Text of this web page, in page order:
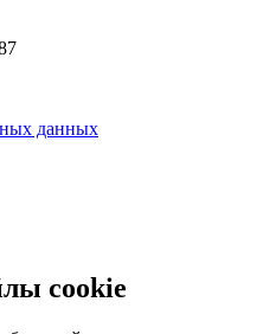
данных
cookie